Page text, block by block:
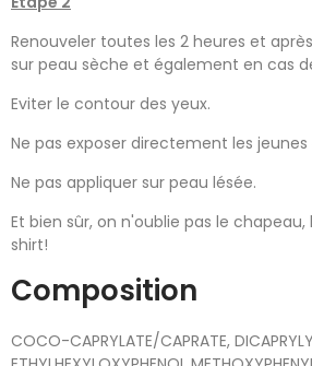
Renouveler toutes les 2 heures et
sur peau sèche et également en cas
Eviter le contour des yeux.
Ne pas exposer directement les
Ne pas appliquer sur peau lésée.
Et bien sûr, on n'oublie pas le
shirt!
Composition
COCO-CAPRYLATE/CAPRATE,